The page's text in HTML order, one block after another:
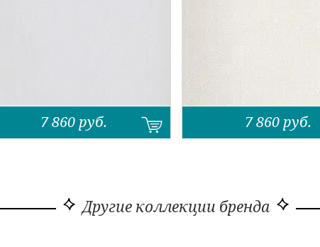
7 860 руб. 7 860 руб.
Другие коллекции бренда